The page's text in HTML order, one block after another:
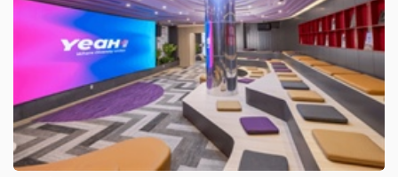
Tin
(-)
Bài
viết